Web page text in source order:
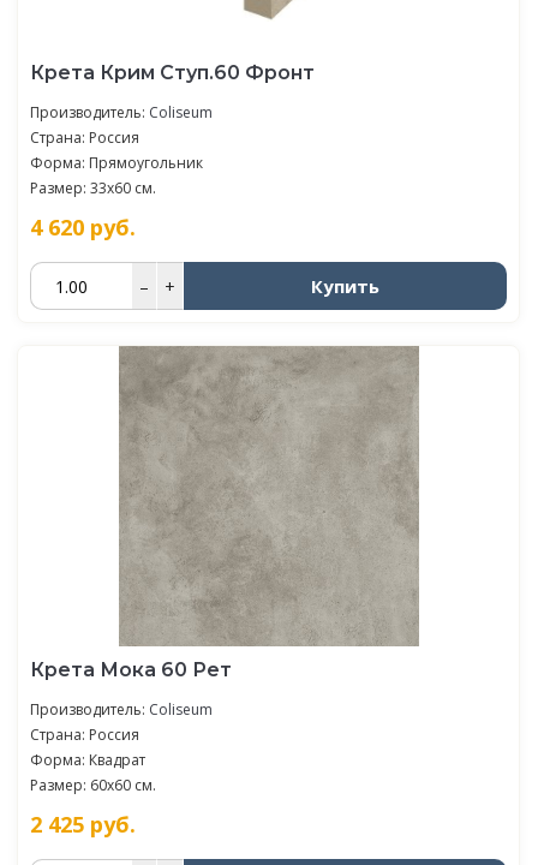
Крета Крим Ступ.60 Фронт
Производитель: Coliseum
Страна: Россия
Форма: Прямоугольник
Размер: 33x60 см.
4 620 руб.
– + Купить
Крета Мока 60 Рет
Производитель: Coliseum
Страна: Россия
Форма: Квадрат
Размер: 60x60 см.
2 425 руб.